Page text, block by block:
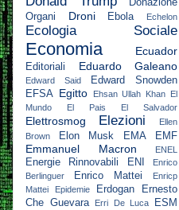
Donazione
Organi
Droni Ebola Echelon
Ecologia Sociale
Economia Ecuador
Editoriali Eduardo Galeano
Edward Said
Edward Snowden
EFSA Egitto Ehsan Ullah Khan El
Mundo
El Pais El Salvador
Elettrosmog Elezioni
Ellen
Brown
Elon Musk EMA EMF
Emmanuel Macron ENEL
Energie Rinnovabili ENI
Enrico
Berlinguer
Enrico Mattei
Enricp
Mattei
Epidemie Erdogan
Ernesto
Che Guevara
Erri De Luca ESM